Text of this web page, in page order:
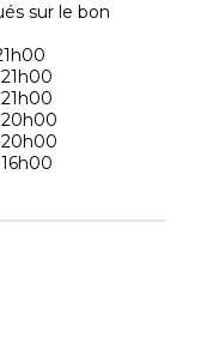
sur le bon